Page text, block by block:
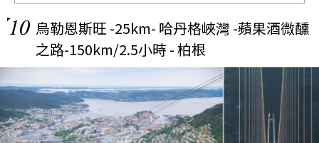
10 烏勒恩斯旺 -25km- 哈丹格峽灣 -蘋果酒微醺
之路-150km/2.5小時 - 柏根